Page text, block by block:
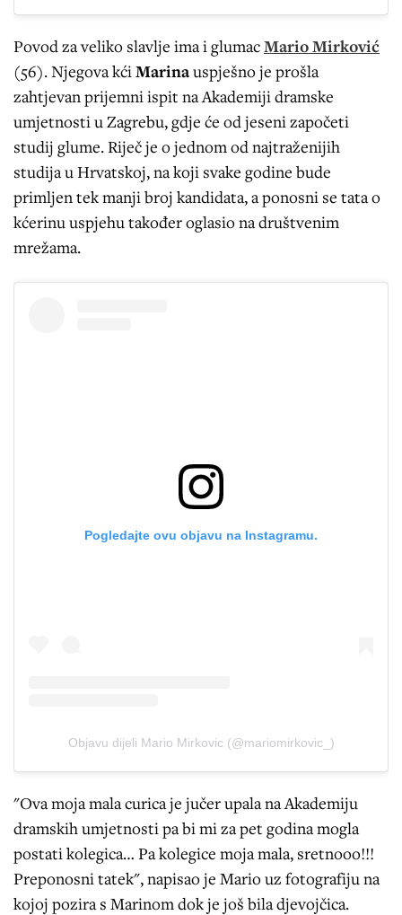
Povod za veliko slavlje ima i glumacMario Mirković
(56). Njegova kćiMarinauspješno je prošla
zahtjevan prijemni ispit na Akademiji dramske
umjetnosti u Zagrebu, gdje će od jeseni započeti
studij glume. Riječ je o jednom od najtraženijih
studija u Hrvatskoj, na koji svake godine bude
primljen tek manji broj kandidata, a ponosni se tata o
kćerinu uspjehu također oglasio na društvenim
mrežama.
Pogledajte ovu objavu na Instagramu.
Objavu dijeli Mario Mirkovic (@mariomirkovic_)
"Ova moja mala curica je jučer upala na Akademiju
dramskih umjetnosti pa bi mi za pet godina mogla
postati kolegica… Pa kolegice moja mala, sretnooo!!!
Preponosni tatek", napisao je Mario uz fotografiju na
kojoj pozira s Marinom dok je još bila djevojčica.